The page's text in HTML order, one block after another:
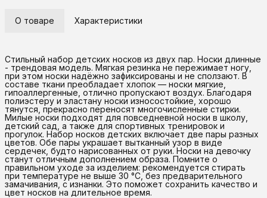
О товаре Характеристики
Стильный набор детских носков из двух пар. Носки длинные
- трендовая модель. Мягкая резинка не пережимает ногу,
при этом носки надёжно зафиксированы и не сползают. В
составе ткани преобладает хлопок — носки мягкие,
гипоаллергенные, отлично пропускают воздух. Благодаря
полиэстеру и эластану носки износостойкие, хорошо
тянутся, прекрасно переносят многочисленные стирки.
Милые носки подходят для повседневной носки в школу,
детский сад, а также для спортивных тренировок и
прогулок. Набор носков детских включает две пары разных
цветов. Обе пары украшает вытканный узор в виде
сердечек, будто нарисованных от руки. Носки на девочку
станут отличным дополнением образа. Помните о
правильном уходе за изделием: рекомендуется стирать
при температуре не выше 30 °C, без предварительного
замачивания, с изнанки. Это поможет сохранить качество и
цвет носков на длительное время.